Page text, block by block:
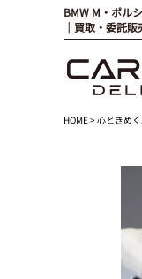
BMW M・ポル
｜買取・委託
HOME>心ときめ